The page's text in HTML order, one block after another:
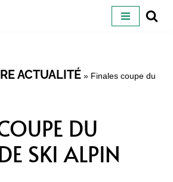
ACTUALITÉ » Finales coupe du
DU
SKI ALPIN